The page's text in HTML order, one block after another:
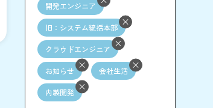
開発エンジニア
旧：システム統括本部
クラウドエンジニア
お知らせ 会社生活
内製開発